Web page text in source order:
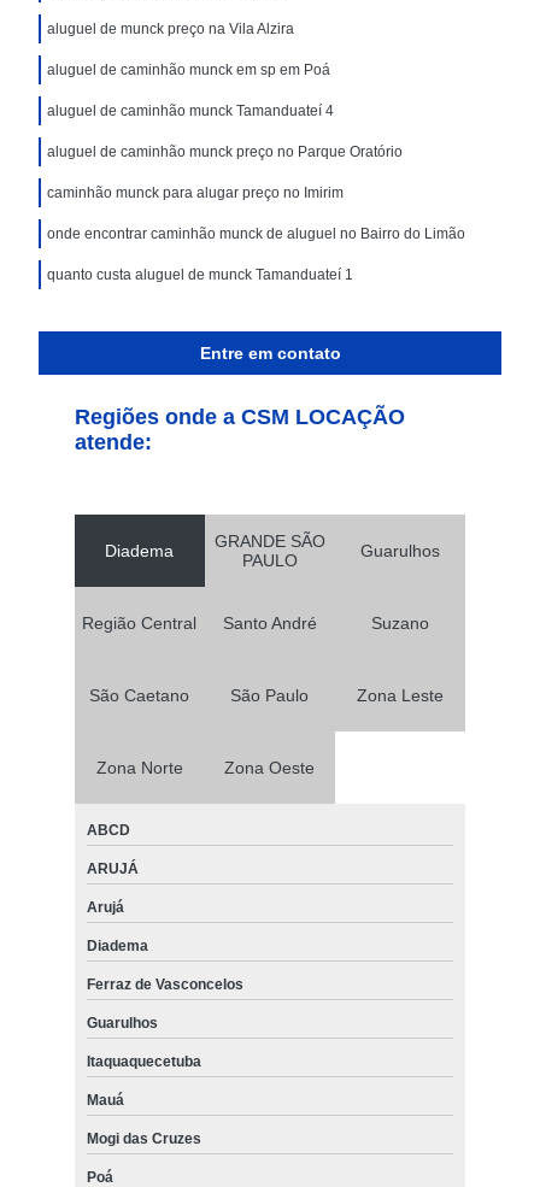
aluguel de munck preço na Vila Alzira
aluguel de caminhão munck em sp em Poá
aluguel de caminhão munck Tamanduateí 4
aluguel de caminhão munck preço no Parque Oratório
caminhão munck para alugar preço no Imirim
onde encontrar caminhão munck de aluguel no Bairro do Limão
quanto custa aluguel de munck Tamanduateí 1
Entre em contato
Regiões onde a CSM LOCAÇÃO
atende:
Diadema
GRANDE SÃO
PAULO
Guarulhos
Região Central Santo André Suzano
São Caetano São Paulo Zona Leste
Zona Norte Zona Oeste
ABCD
ARUJÁ
Arujá
Diadema
Ferraz de Vasconcelos
Guarulhos
Itaquaquecetuba
Mauá
Mogi das Cruzes
Poá